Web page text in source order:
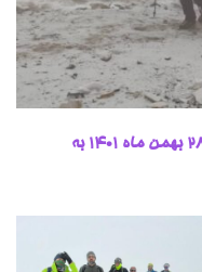
سومین جلسه عملی بقا در کوهستان جمعه 28 بهمن ماه ۱۴۰۱ به